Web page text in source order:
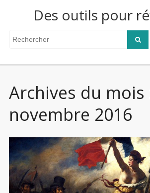
Des outils pour
Archives du mois
novembre 2016